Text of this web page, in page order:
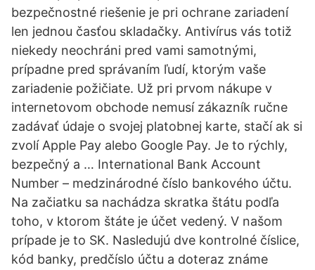
bezpečnostné riešenie je pri ochrane zariadení
len jednou časťou skladačky. Antivírus vás totiž
niekedy neochráni pred vami samotnými,
prípadne pred správaním ľudí, ktorým vaše
zariadenie požičiate. Už pri prvom nákupe v
internetovom obchode nemusí zákazník ručne
zadávať údaje o svojej platobnej karte, stačí ak si
zvolí Apple Pay alebo Google Pay. Je to rýchly,
bezpečný a … International Bank Account
Number – medzinárodné číslo bankového účtu.
Na začiatku sa nachádza skratka štátu podľa
toho, v ktorom štáte je účet vedený. V našom
prípade je to SK. Nasledujú dve kontrolné číslice,
kód banky, predčíslo účtu a doteraz známe